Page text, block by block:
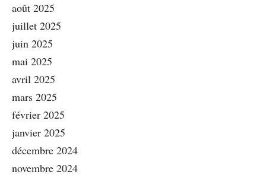
août 2025
juillet 2025
juin 2025
mai 2025
avril 2025
mars 2025
février 2025
janvier 2025
décembre 2024
novembre 2024